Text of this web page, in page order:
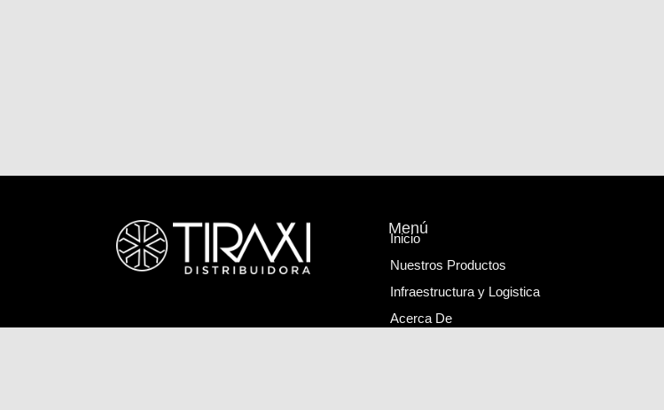
Menú
Inicio
Nuestros Productos
Infraestructura y Logistica
Acerca De